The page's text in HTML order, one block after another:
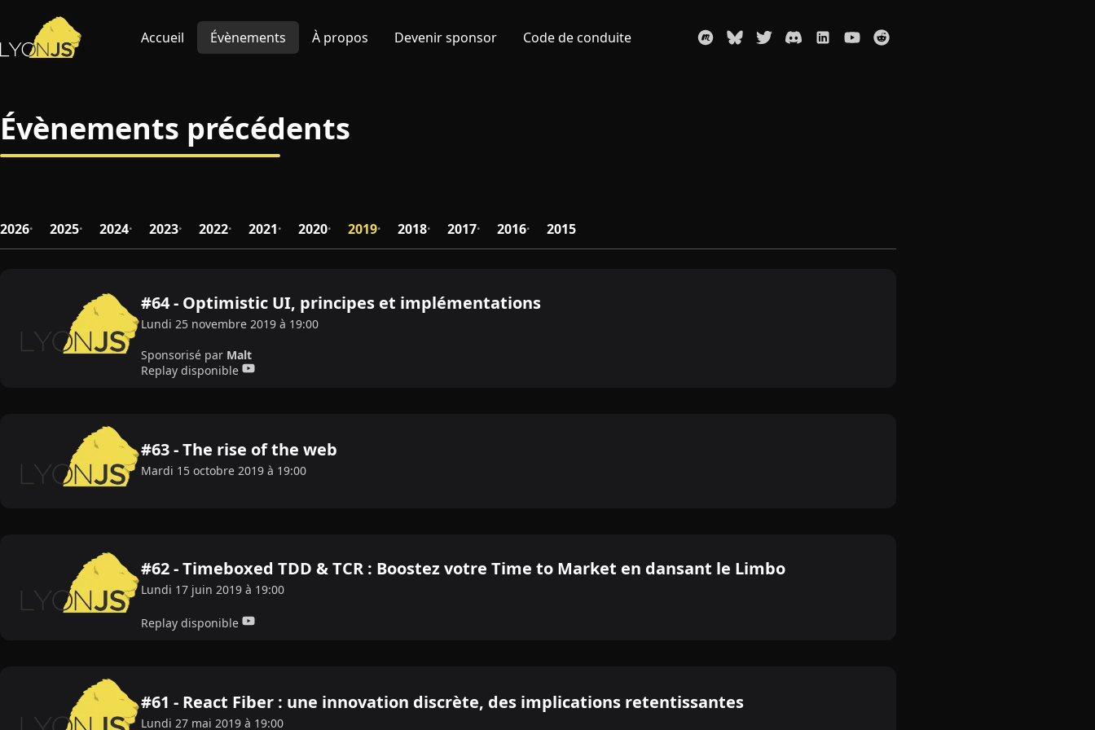
Accueil Évènements À propos Devenir sponsor Code de conduite
Évènements précédents
2026 2025 2024 2023 2022 2021 2020 2019 2018 2017 2016 2015
#64 - Optimistic UI, principes et implémentations
Lundi 25 novembre 2019 à 19:00
Sponsorisé par Malt
Replay disponible
#63 - The rise of the web
Mardi 15 octobre 2019 à 19:00
#62 - Timeboxed TDD & TCR : Boostez votre Time to Market en dansant le Limbo
Lundi 17 juin 2019 à 19:00
Replay disponible
#61 - React Fiber : une innovation discrète, des implications retentissantes
Lundi 27 mai 2019 à 19:00